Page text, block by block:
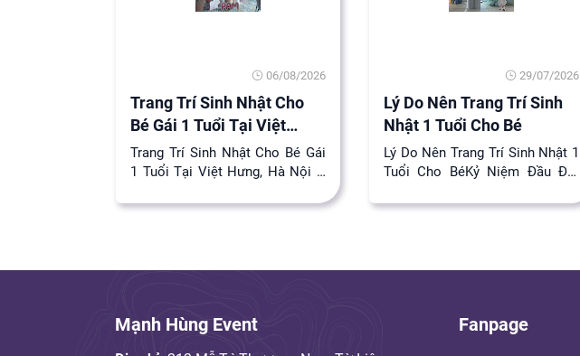
06/08/2026
Trang Trí Sinh Nhật Cho
Bé Gái 1 Tuổi Tại Việt
Hưng
Trang Trí Sinh Nhật Cho Bé Gái
1 Tuổi Tại Việt Hưng, Hà Nội –
(Pam) | M...
29/07/2026
Lý Do Nên Trang Trí Sinh
Nhật 1 Tuổi Cho Bé
Lý Do Nên Trang Trí Sinh Nhật 1
Tuổi Cho BéKỷ Niệm Đầu Đời
Cột Mốc Đặc ...
Mạnh Hùng Event Fanpage